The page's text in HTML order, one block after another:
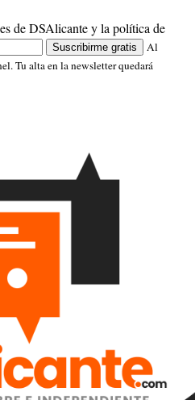
de DSAlicante y la política de
Suscribirme gratis
Al
Tu alta en la newsletter quedará